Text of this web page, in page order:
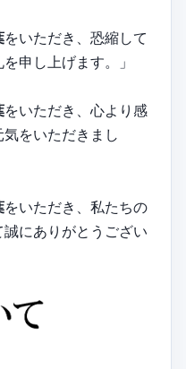
をいただき、恐縮して
申し上げます。」
をいただき、心より感
をいただきまし
をいただき、私たちの
にありがとうござい